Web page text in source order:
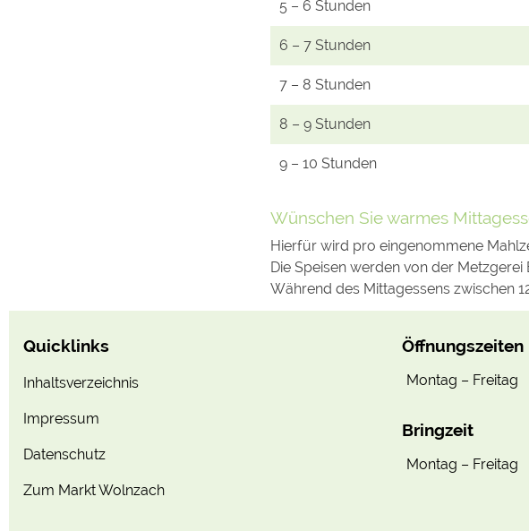
5 – 6 Stunden
6 – 7 Stunden
7 – 8 Stunden
8 – 9 Stunden
9 – 10 Stunden
Wünschen Sie warmes
Hierfür wird pro eingenommene
Die Speisen werden von der Metzgerei
Während des Mittagessens zwischen
Quicklinks
Inhaltsverzeichnis
Impressum
Datenschutz
Zum Markt Wolnzach
Öffnungszeiten
Montag – Freitag
Bringzeit
Montag – Freitag